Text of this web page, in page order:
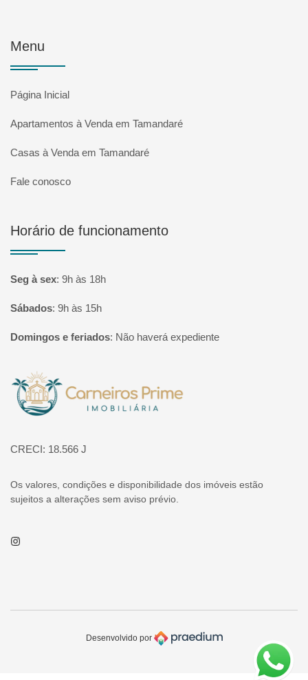
Menu
Página Inicial
Apartamentos à Venda em Tamandaré
Casas à Venda em Tamandaré
Fale conosco
Horário de funcionamento
Seg à sex: 9h às 18h
Sábados: 9h às 15h
Domingos e feriados: Não haverá expediente
Página inicial
CRECI: 18.566 J
Os valores, condições e disponibilidade dos imóveis estão
sujeitos a alterações sem aviso prévio.
Instagram
Desenvolvido por